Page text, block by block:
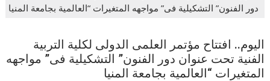
دور الفنون” التشكيلية فى” مواجهه المتغيرات “العالمية بجامعة المنيا
اليوم.. افتتاح مؤتمر العلمى الدولى لكلية التربية
الفنية تحت عنوان دور الفنون” التشكيلية فى” مواجهه
المتغيرات “العالمية بجامعة المنيا